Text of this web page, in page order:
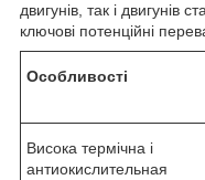
двигунів, так і двигунів
ключові потенційні
Особливості
Висока термічна і
антиокислительная